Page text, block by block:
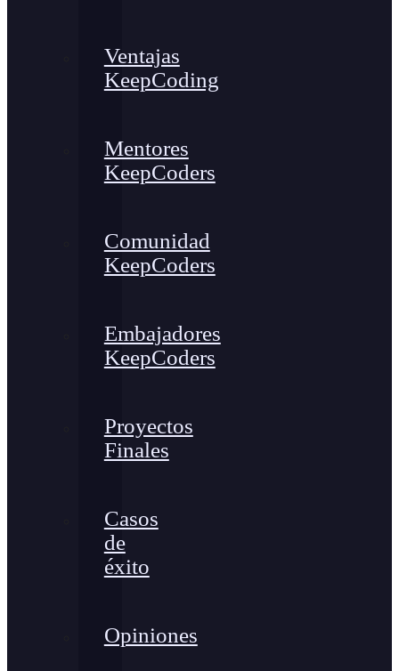
Ventajas
KeepCoding
Mentores
KeepCoders
Comunidad
KeepCoders
Embajadores
KeepCoders
Proyectos
Finales
Casos
de
éxito
Opiniones